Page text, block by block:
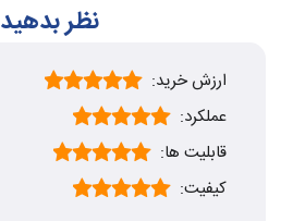
نظر بدهید
ارزش خرید:
عملکرد:
قابلیت ها:
کیفیت: